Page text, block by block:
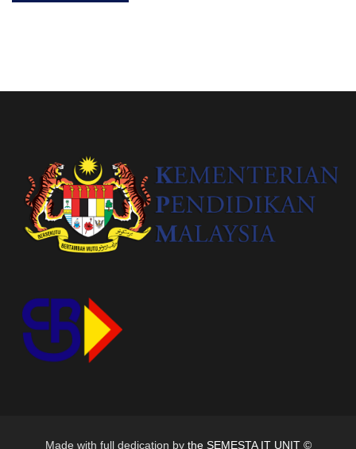
Made with full dedication by the SEMESTA IT UNIT ©